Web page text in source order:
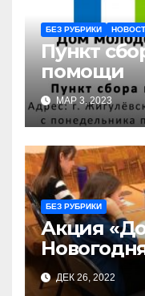
БЕЗ РУБРИКИ
Пункт
помощи
МАР 3, 2023
БЕЗ РУБРИКИ
Акция
ДЕК 26, 2022